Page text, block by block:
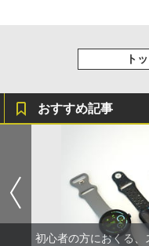
ト
おすすめ記事
初心者の方におくる